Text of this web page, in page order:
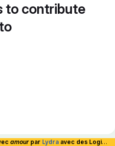
to contribute
amour par Lydra avec des Logiciels Libres et hébergé en